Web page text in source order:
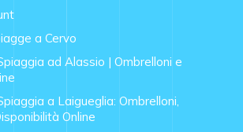
a Cervo
ad Alassio | Ombrelloni e
a Laigueglia: Ombrelloni,
Online